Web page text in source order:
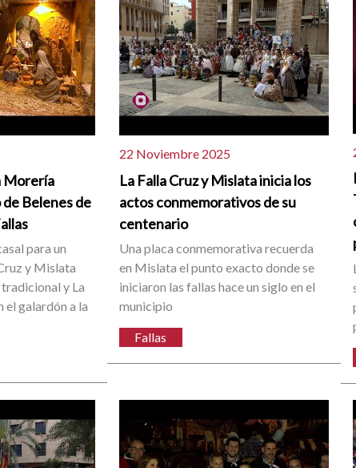
Morería
Belenes de
para un
y Mislata
y La
el galardón a la
22 Noviembre 2025
La Falla Cruz y Mislata inicia los
actos conmemorativos de su
centenario
Una placa conmemorativa recuerda
en Mislata el punto exacto donde se
iniciaron las fallas hace un siglo en el
municipio
Fallas